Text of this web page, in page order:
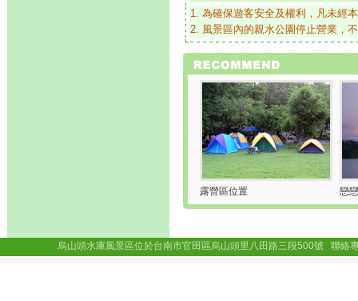
1. 為確保遊客安全及權利，凡未經
2. 風景區內的親水公園停止營業，
露營區位置 戀
烏山頭水庫風景區位於台南市官田區烏山頭里八田路三段500號 聯